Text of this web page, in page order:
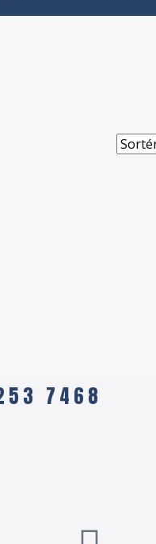
7468